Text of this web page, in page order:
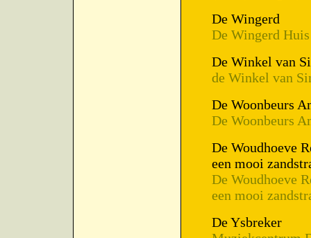
De Wingerd
De Wingerd
De Winkel van
de Winkel van
De Woonbeurs
De Woonbeurs
De Woudhoeve
een mooi
De Woudhoeve
een mooi
De Ysbreker